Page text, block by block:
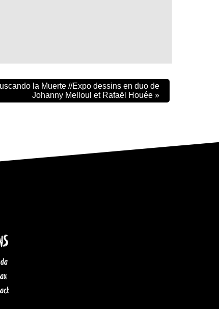
la Muerte //Expo dessins en duo de
Johanny Melloul et Rafaël Houée »